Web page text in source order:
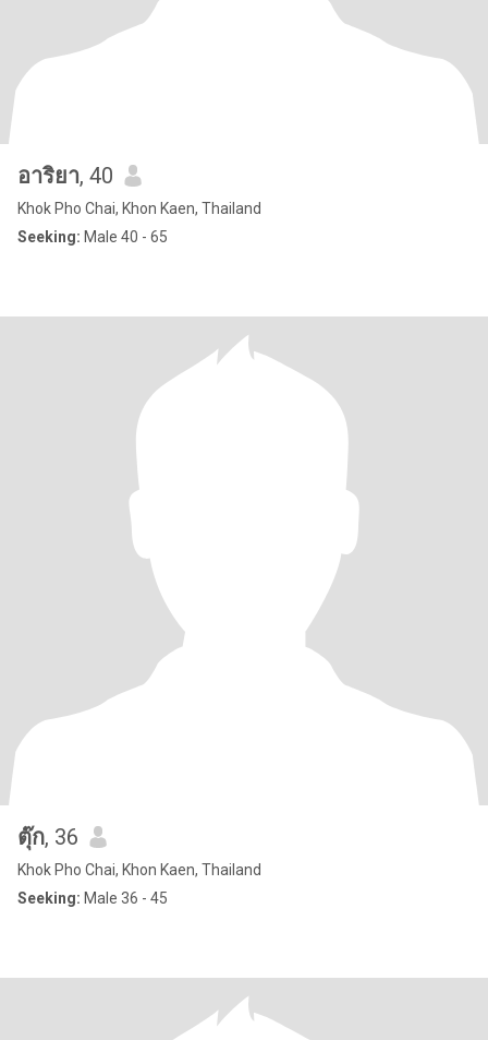
อาริยา, 40
Khok Pho Chai, Khon Kaen, Thailand
Seeking: Male 40 - 65
ตุ๊ก, 36
Khok Pho Chai, Khon Kaen, Thailand
Seeking: Male 36 - 45